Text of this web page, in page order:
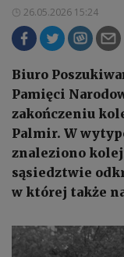
26.05.2026 15:24
Biuro
Pamięci
zakończeniu
Palmir. W
znaleziono
sąsiedztwie
w której także